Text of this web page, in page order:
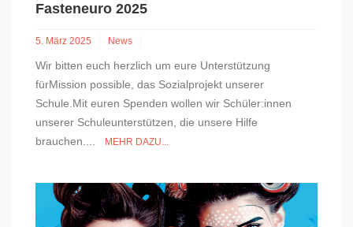
Fasteneuro 2025
5. März 2025 News
Wir bitten euch herzlich um eure Unterstützung
fürMission possible, das Sozialprojekt unserer
Schule.Mit euren Spenden wollen wir Schüler:innen
unserer Schuleunterstützen, die unsere Hilfe
brauchen....
MEHR DAZU...